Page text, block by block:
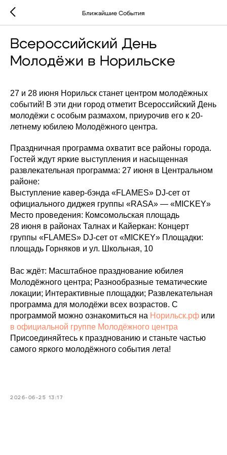
Ближайшие События
Всероссийский День
Молодёжи в Норильске
27 и 28 июня Норильск станет центром молодёжных
событий! В эти дни город отметит Всероссийский День
молодёжи с особым размахом, приурочив его к 20-
летнему юбилею Молодёжного центра.
Праздничная программа охватит все районы города.
Гостей ждут яркие выступления и насыщенная
развлекательная программа: 27 июня в Центральном
районе:
Выступление кавер-бэнда «FLAMES» DJ-сет от
официального диджея группы «RASA» — «MICKEY»
Место проведения: Комсомольская площадь
28 июня в районах Талнах и Кайеркан: Концерт
группы «FLAMES» DJ-сет от «MICKEY» Площадки:
площадь Горняков и ул. Школьная, 10
Вас ждёт: Масштабное празднование юбилея
Молодёжного центра; Разнообразные тематические
локации; Интерактивные площадки; Развлекательная
программа для молодёжи всех возрастов. С
программой можно ознакомиться на Норильск.рф или
в официальной группе Молодёжного центра
Присоединяйтесь к празднованию и станьте частью
самого яркого молодёжного события лета!
2026-06-25 13:17